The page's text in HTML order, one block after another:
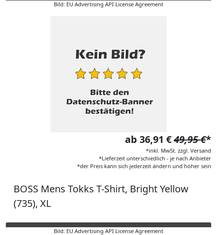
Bild: EU Advertising API License Agreement
ab 36,91 €49,95 €*
*inkl. MwSt. zzgl. Versand
*Lieferzeit unterschiedlich - je nach Anbieter
*der Preis kann sich jederzeit ändern und höher sein
BOSS Mens Tokks T-Shirt, Bright Yellow
(735), XL
Bild: EU Advertising API License Agreement